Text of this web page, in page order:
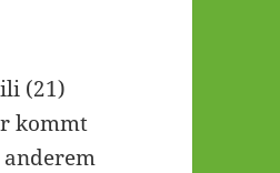
(21)
kommt